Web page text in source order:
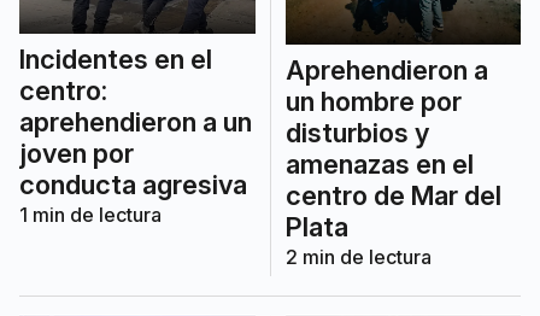
Incidentes en el
centro:
aprehendieron a un
joven por
conducta agresiva
1 min de lectura
Aprehendieron a
un hombre por
disturbios y
amenazas en el
centro de Mar del
Plata
2 min de lectura